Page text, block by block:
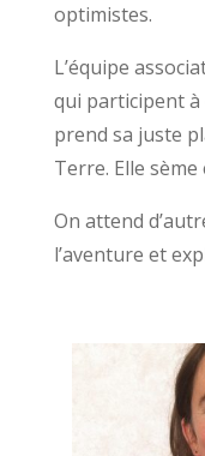
optimistes.
L’équipe
qui participent à
prend sa juste
Terre. Elle
On attend
l’aventure et